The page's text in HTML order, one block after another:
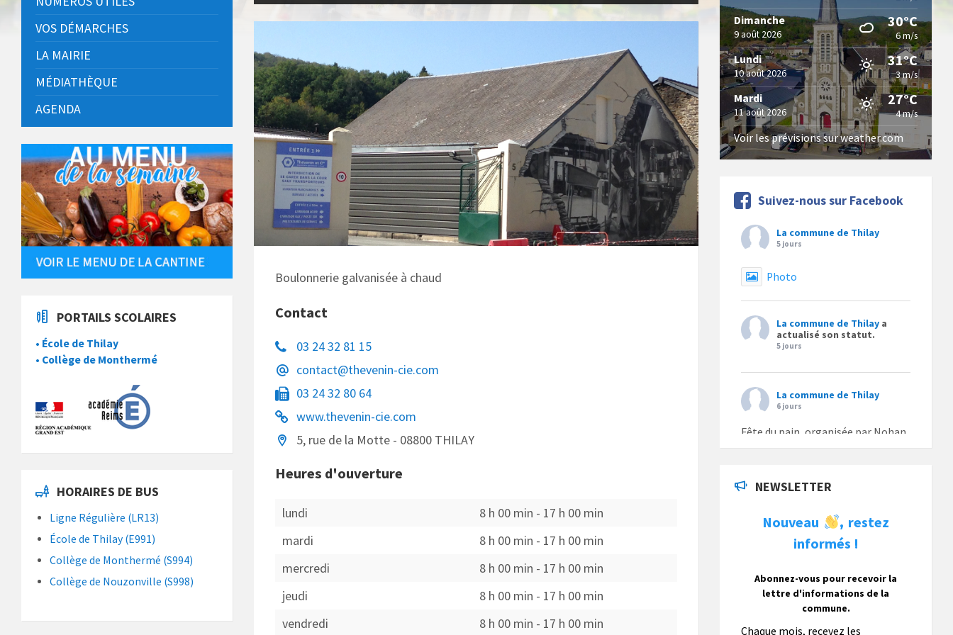
Boulonnerie galvanisée à chaud
Contact
03 24 32 81 15
contact@thevenin-cie.com
03 24 32 80 64
www.thevenin-cie.com
5, rue de la Motte - 08800 THILAY
Heures d'ouverture
lundi 8 h 00 min - 17 h 00 min
mardi
8 h 00 min - 17 h 00 min
mercredi
8 h 00 min - 17 h 00 min
jeudi
8 h 00 min - 17 h 00 min
vendredi
8 h 00 min - 17 h 00 min
VOS DÉMARCHES
LA MAIRIE
MÉDIATHÈQUE
AGENDA
PORTAILS SCOLAIRES
• École de Thilay
• Collège de Monthermé
HORAIRES DE BUS
Ligne Régulière (LR13)
École de Thilay (E991)
Collège de Monthermé (S994)
Collège de Nouzonville (S998)
Dimanche
9 août 2026
30°C
6 m/s
Lundi
10 août 2026
31°C
3 m/s
Mardi
11 août 2026
27°C
4 m/s
Voir les prévisions sur weather.com
Suivez-nous sur Facebook
La commune de Thilay
5 jours
Photo
La commune de Thilay a
actualisé son statut.
5 jours
La commune de Thilay
6 jours
Fête du pain, organisée par Nohan
Loisirs dimanche 9 août.
1 semaine
La commune de Thilay souhaite
également les visiteurs à son
bulletin municipal annuel en
organisant un concours photo
gratuit OUVERT À TOUS.
Vous pouvez envoyer vos photo
NEWSLETTER
Nouveau , restez
informés !
Abonnez-vous pour recevoir la
lettre d'informations de la
commune.
Chaque mois, recevez les